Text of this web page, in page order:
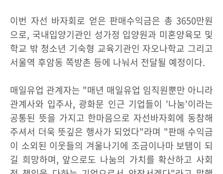
이번 자선 바자회로 얻은 판매수익금은 총 3650만원
으로, 국내입양기관인 성가정 입양원과 미혼양육모 및
학교 밖 청소년 기숙형 교육기관인 자오나학교 그리고
서울역 후암동 쪽방촌 등에 나눠서 전달될 예정이다.
매일유업 관계자는 "매년 매일유업 임직원뿐만 아니라
관계사와 입주사, 광화문 인근 기업들이 '나눔'이라는
공통된 뜻을 가지고 한마음으로 자선바자회에 동참해
주셔서 더욱 뜻깊은 행사가 되었다"라며 "판매 수익금
이 소외된 이웃들의 겨울나기에 조금이나마 보탬이 되
길 희망하며, 앞으로도 나눔의 가치를 확산하고 사회